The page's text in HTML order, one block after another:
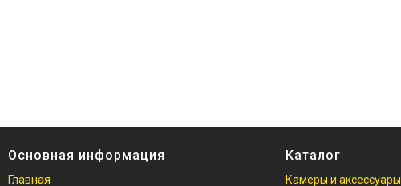
Основная информация
Главная
Каталог
Камеры и аксессуары